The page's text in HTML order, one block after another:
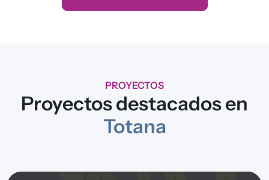
PROYECTOS
Proyectos destacados en
Totana